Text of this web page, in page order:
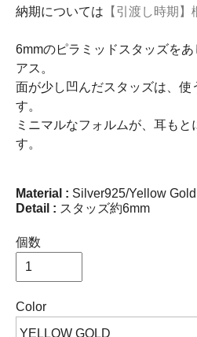
納期については 【引渡し時期】
6mmのピラミッドスタッズを
アス。
面が少し凹んだスタッズは、使
す。
ミニマルなフォルムが、耳もと
す。
Material : Silver925/Yellow
Detail : スタッズ約6mm
個数
Color